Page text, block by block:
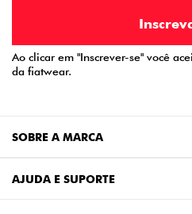
Ao clicar em "Inscrever-se" você
da fiatwear.
SOBRE A MARCA
AJUDA E SUPORTE